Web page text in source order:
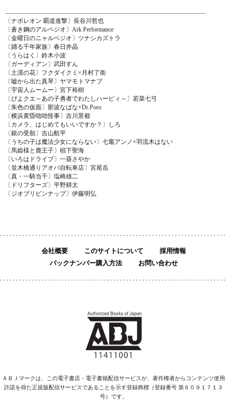
―――――――――――――――――――――――――――――――――
〔ナポレオン 覇道進撃〕長谷川哲也
〔蒼き鋼のアルペジオ〕Ark Performance
〔金曜日のニャルペジオ〕ツナシカズトラ
〔踊る千年家族〕春日井晶
〔うらはく〕鈴木小波
〔ガーディアン〕武田すん
〔土漠の花〕フクダイクミ × 月村了衛
〔嘘から出た真琴〕ヤマモトマナブ
〔宇宙人ムームー〕宮下裕樹
〔ぴよクエ～あの子勇者でわたしハーピィ～〕若菜七弓
〔朱色の仮面〕那波なばな×Dr.Poro
〔横浜黄昏咄咄怪事〕吉川景都
〔カメラ、はじめてもいいですか？〕しろ
〔銀の受胎〕吉山航平
〔うちの子は魔法少女にならない〕七竈アンノ ×羽流木はない
〔馬姫様と鹿王子〕椙下聖海
〔いろはドライブ〕一葵さやか
〔並木橋通りアオバ自転車店〕宮尾岳
〔真・一騎当千〕塩崎雄二
〔ドリフターズ〕平野耕太
〔ジオブリピンナップ〕伊藤明弘
会社概要 このサイトについて
採用情報
バックナンバー購入方法
お問い合わせ
ＡＢＪマークは、この電子書店・電子書籍配信サービスが、著作権者からコンテンツ使用
許諾を得た正規版配信サービスであることを示す登録商標（登録番号 第６０９１７１３
号）です。